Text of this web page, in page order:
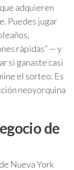
adquieren
Puedes jugar
rápidas” — y
si ganaste casi
el sorteo. Es
neoyorquina
de
Nueva York